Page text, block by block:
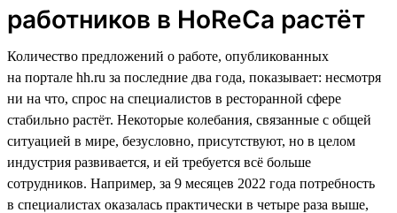
работников в HoReCa растёт
Количество предложений о работе, опубликованных
на портале hh.ru за последние два года, показывает: несмотря
ни на что, спрос на специалистов в ресторанной сфере
стабильно растёт. Некоторые колебания, связанные с общей
ситуацией в мире, безусловно, присутствуют, но в целом
индустрия развивается, и ей требуется всё больше
сотрудников. Например, за 9 месяцев 2022 года потребность
в специалистах оказалась практически в четыре раза выше,